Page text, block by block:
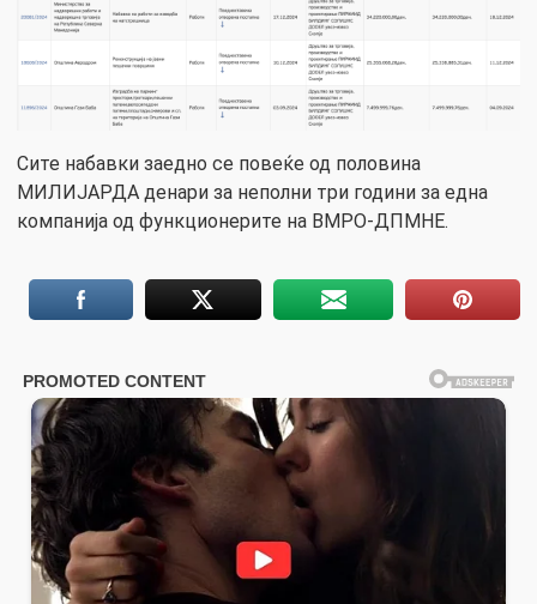
Сите набавки заедно се повеќе од половина
МИЛИЈАРДА денари за неполни три години за една
компанија од функционерите на ВМРО-ДПМНЕ.